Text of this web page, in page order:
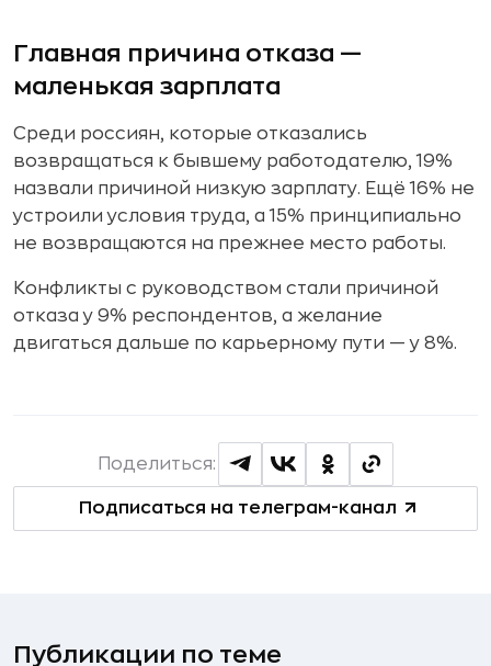
Главная причина отказа —
маленькая зарплата
Среди россиян, которые отказались
возвращаться к бывшему работодателю, 19%
назвали причиной низкую зарплату. Ещё 16% не
устроили условия труда, а 15% принципиально
не возвращаются на прежнее место работы.
Конфликты с руководством стали причиной
отказа у 9% респондентов, а желание
двигаться дальше по карьерному пути — у 8%.
Подписаться на телеграм-канал
Поделиться:
Публикации по теме